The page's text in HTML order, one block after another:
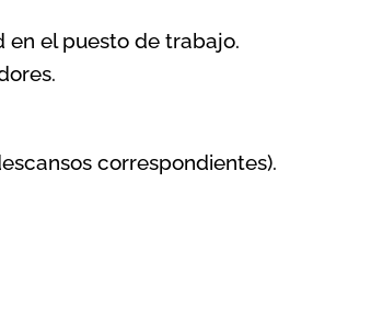
en el puesto de trabajo.
correspondientes).